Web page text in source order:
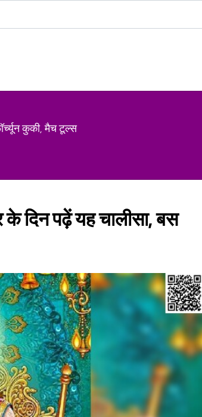
कुकी, मैच टूल्स
दिन पढ़ें यह चालीसा, बस